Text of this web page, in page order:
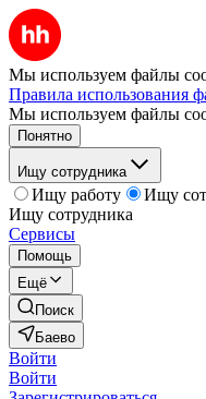
Мы используем файлы
Правила использования
Мы используем файлы
Понятно
Ищу сотрудника
Ищу работу
Ищу
Ищу сотрудника
Сервисы
Помощь
Ещё
Поиск
Баево
Войти
Войти